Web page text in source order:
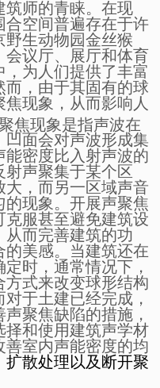
筑师的青睐。在现
合空间普遍存在于许
野生动物园金丝猴
议厅、展厅和体育
为人们提供了丰富
而，由于其固有的球
现象，从而影响人
焦现象是指声波在
面会对声波形成集
能密度比入射声波的
声聚集于某个区
，而另一区域声音
的现象。开展声聚焦
服甚至避免建筑设
从而完善建筑的功
美感。
当建筑还在
时， 通常情况下，
方式来改变球形结构
于土建已经完成，
声聚焦缺陷的措施，
择和使用建筑声学材
善室内声能密度的均
扩散处理以及断开聚